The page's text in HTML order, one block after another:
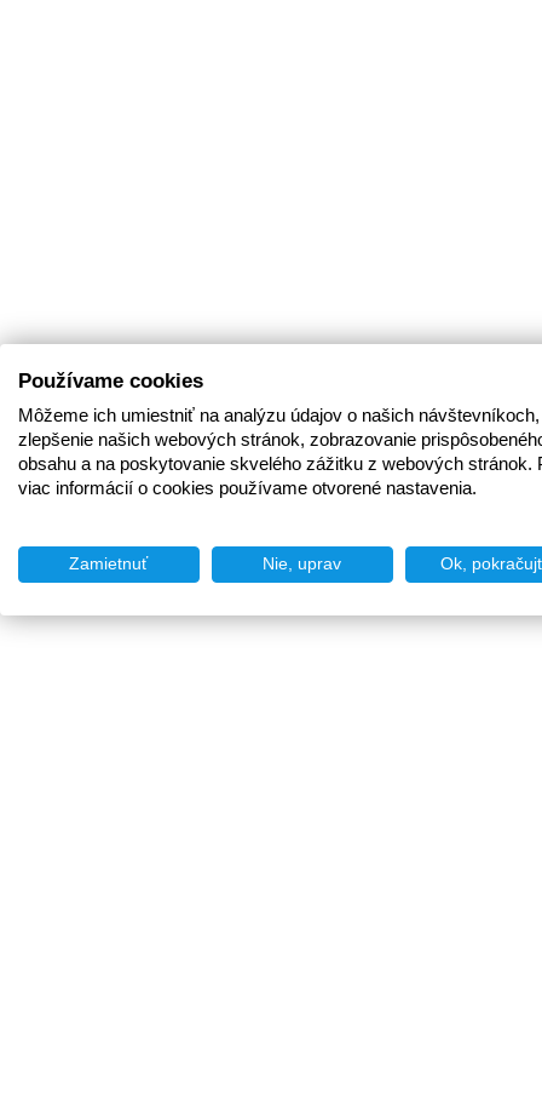
Používame cookies
Môžeme ich umiestniť na analýzu údajov o našich
zlepšenie našich webových stránok, zobrazovanie
obsahu a na poskytovanie skvelého zážitku z webových stránok.
viac informácií o cookies používame otvorené nastavenia.
Zamietnuť Nie, uprav Ok,